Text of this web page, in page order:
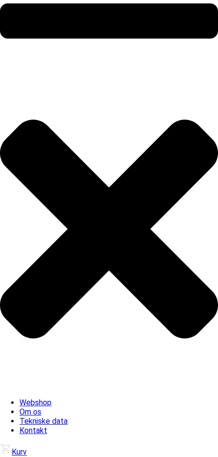
Webshop
Om os
Tekniske data
Kontakt
Kurv